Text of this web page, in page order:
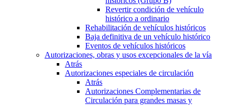
Revertir condición de vehículo
histórico a ordinario
Rehabilitación de vehículos históricos
Baja definitiva de un vehículo histórico
Eventos de vehículos históricos
Autorizaciones, obras y usos excepcionales de la vía
Atrás
Autorizaciones especiales de circulación
Atrás
Autorizaciones Complementarias de
Circulación para grandes masas y